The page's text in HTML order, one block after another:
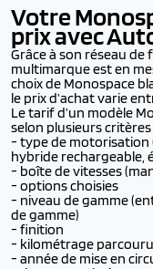
Votre
prix avec
Grâce à son réseau
multimarque est en
choix de Monospace
le prix d’achat varie
Le tarif d’un modèle
selon plusieurs critères
- type de motorisation
hybride rechargeable,
- boîte de vitesses
- options choisies
- niveau de gamme
de gamme)
- finition
- kilométrage parcouru
- année de mise en